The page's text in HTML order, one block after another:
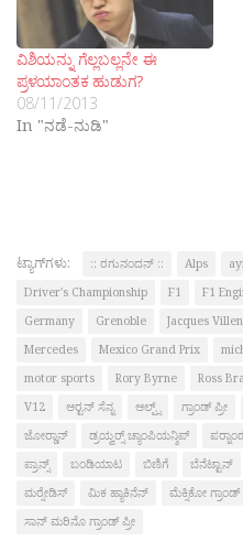
ವಿಶಿಯನ್ನು ಗೆಲ್ಲಬಲ್ಲನೇ ಈ
ಪ್ರಳಯಾಂತಕ ಹುಡುಗ?
08/11/2013
In "ನಡೆ-ನುಡಿ"
ಟ್ಯಾಗ್‌ಗಳು: :: ರಗುನಂದನ್ :: Alps
Driver's Championship
F1 F1
Germany
Grenoble Jacques
Mercedes
Mexico Grand Prix
motor sports
Rory Byrne Ross
V12
ಆರ್‍ಟನ್ ಸೆನ್ನ ಆಲ್ಪ್ಸ್ ಗ್ರಾಂಡ್ ಪ್ರೀ
ಜೋರ್‍ಡಾನ್
ಡ್ರಯ್ವರ್‍ಸ್ ಚ್ಯಾಂಪಿಯನ್ಶಿಪ್
ಪ್ರಾನ್ಸ್
ಬಂಡಿಯಾಟ ಬಿಣಿಗೆ ಬೆನೆಟ್ಟಾನ್
ಮರ್‍ಸೇಡಿಸ್
ಮಿಕ ಹ್ಯಾಕಿನೆನ್ ಮೆಕ್ಸಿಕೋ ಗ್ರಾಂಡ್
ಸಾನ್ ಮರಿನೊ ಗ್ರಾಂಡ್ ಪ್ರೀ